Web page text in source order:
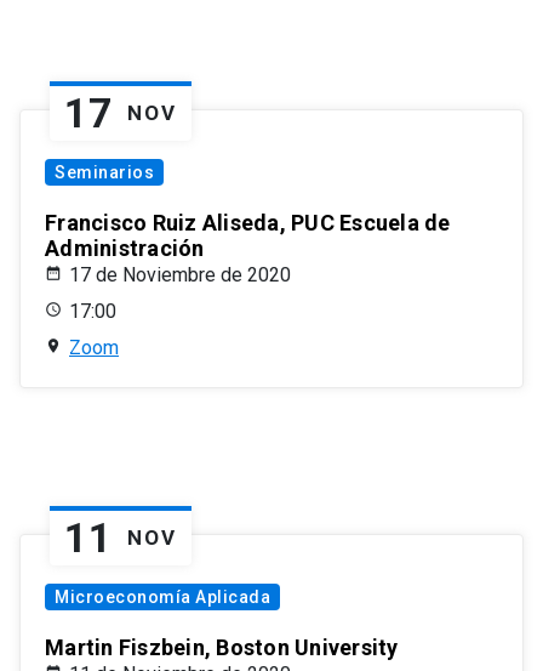
17 NOV
Seminarios
Francisco Ruiz Aliseda, PUC Escuela de
Administración
17 de Noviembre de 2020
17:00
Zoom
11 NOV
Microeconomía Aplicada
Martin Fiszbein, Boston University